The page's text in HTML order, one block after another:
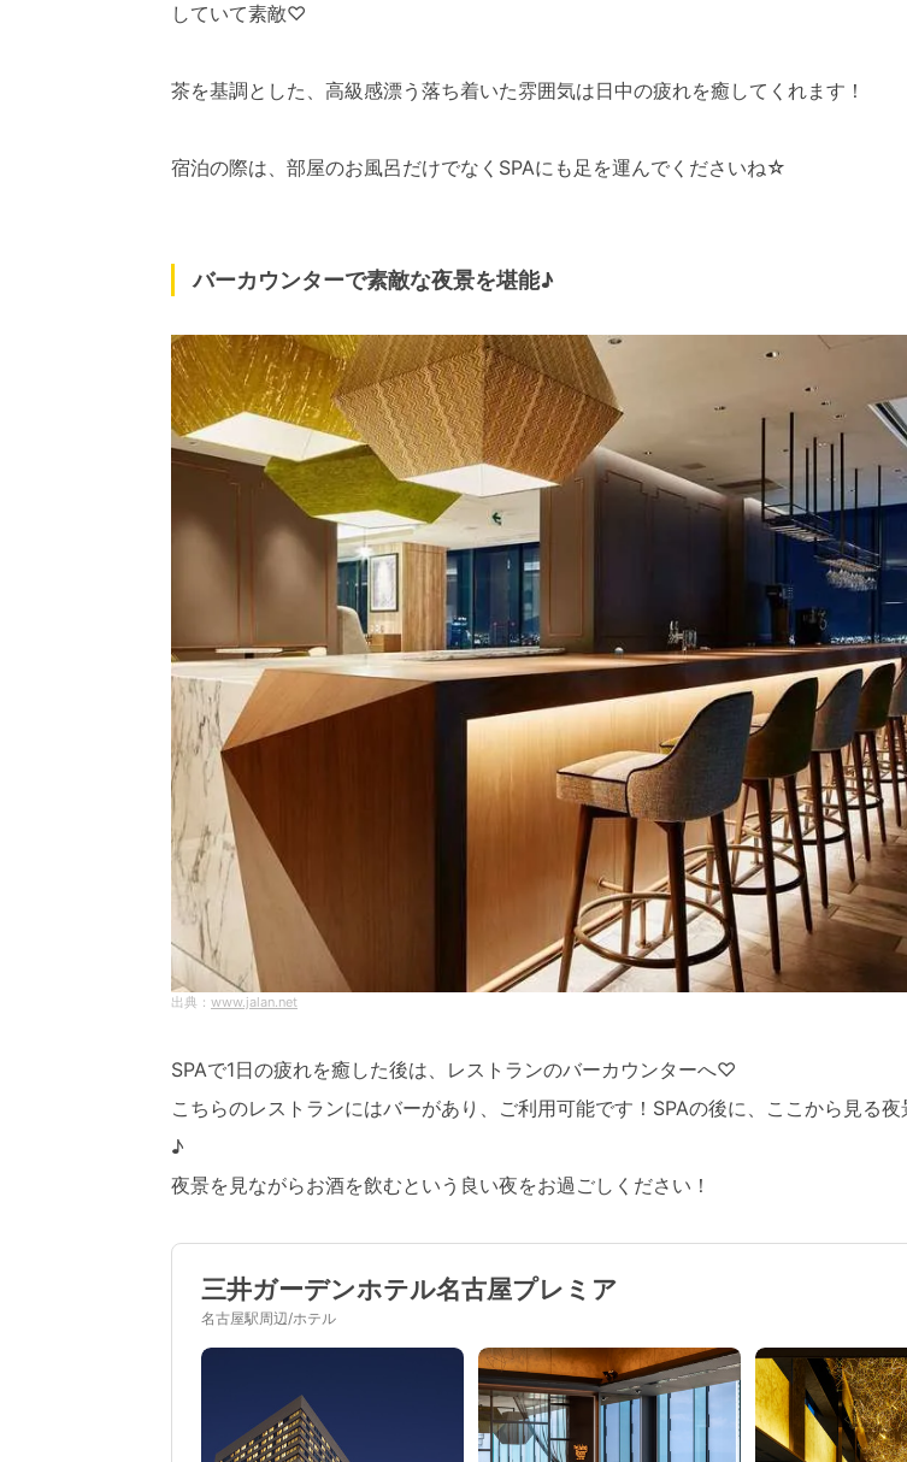
していて素敵♡
茶を基調とした、高級感漂う落ち着いた雰囲気は日中の疲れを癒してくれます！
宿泊の際は、部屋のお風呂だけでなくSPAにも足を運んでくださいね☆
バーカウンターで素敵な夜景を堪能♪
www.jalan.net
SPAで1日の疲れを癒した後は、レストランのバーカウンターへ♡
こちらのレストランにはバーがあり、ご利用可能です！SPAの後に、ここから見る夜
♪
夜景を見ながらお酒を飲むという良い夜をお過ごしください！
三井ガーデンホテル名古屋プレミア
名古屋駅周辺/ホテル